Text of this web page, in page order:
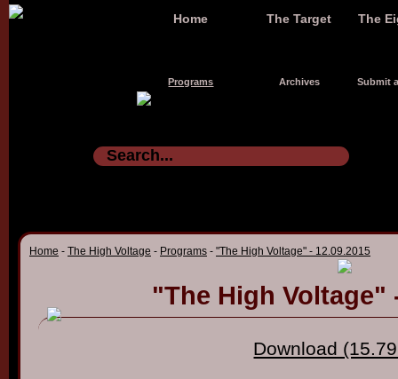
Home The Target The
Programs Archives Submit
Home - The High Voltage - Programs - "The High Voltage" - 12.09.2015
"The High Voltage"
Download